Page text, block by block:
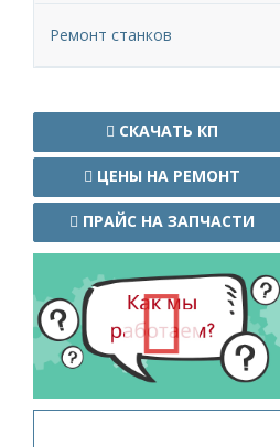
Ремонт станков
СКАЧАТЬ КП
ЦЕНЫ НА РЕМОНТ
ПРАЙС НА ЗАПЧАСТИ